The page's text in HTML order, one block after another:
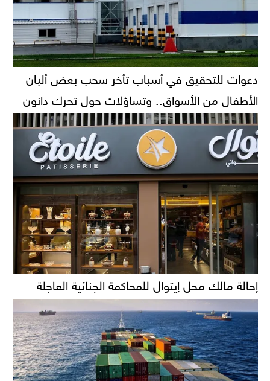
دعوات للتحقيق في أسباب تأخر سحب بعض ألبان
الأطفال من الأسواق.. وتساؤلات حول تحرك دانون
إحالة مالك محل إيتوال للمحاكمة الجنائية العاجلة